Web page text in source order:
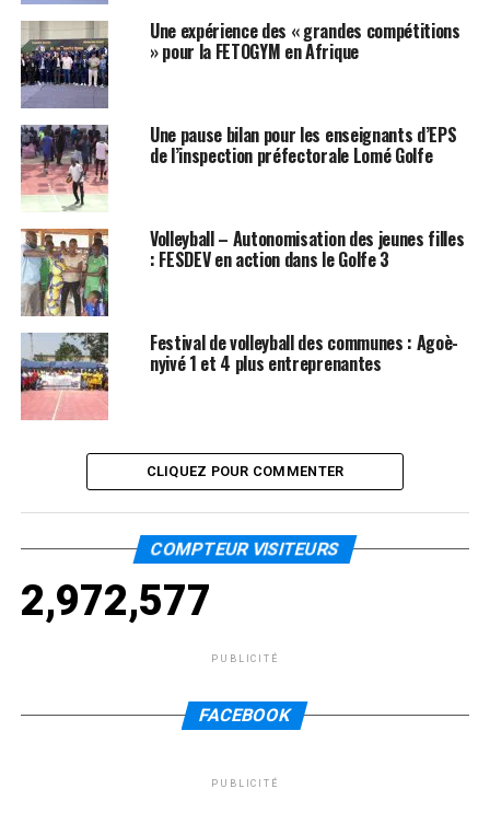
Une expérience des « grandes compétitions
» pour la FETOGYM en Afrique
Une pause bilan pour les enseignants d’EPS
de l’inspection préfectorale Lomé Golfe
Volleyball – Autonomisation des jeunes filles
: FESDEV en action dans le Golfe 3
Festival de volleyball des communes : Agoè-
nyivé 1 et 4 plus entreprenantes
CLIQUEZ POUR COMMENTER
COMPTEUR VISITEURS
2,972,577
PUBLICITÉ
FACEBOOK
PUBLICITÉ